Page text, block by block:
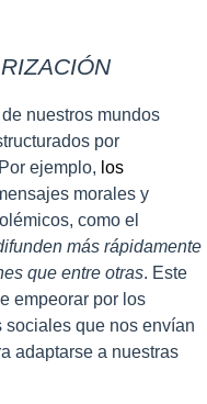
nuestros mundos
por
Por ejemplo, los
morales y
como el
más rápidamente
que entre otras. Este
empeorar por los
sociales que nos envían
adaptarse a nuestras